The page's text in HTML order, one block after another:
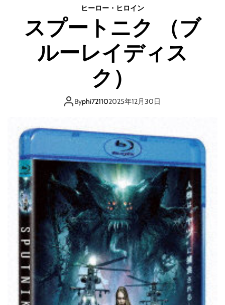
ブ
T
H
E
E
I
G
H
T
V
O
G
E
（
ブ
ル
ー
レ
ヒーロー・ヒロイン
スプートニク （ブ
ルーレイディス
ク）
Byphi721102025年12月30日